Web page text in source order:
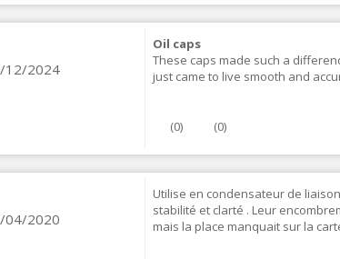
Pins...
Jack 3.5mm...
12/2024
Oil caps
These caps made such a
just came to live smooth and
(0) (0)
04/2020
Utilise en condensateur de
stabilité et clarté . Leur
mais la place manquait sur la